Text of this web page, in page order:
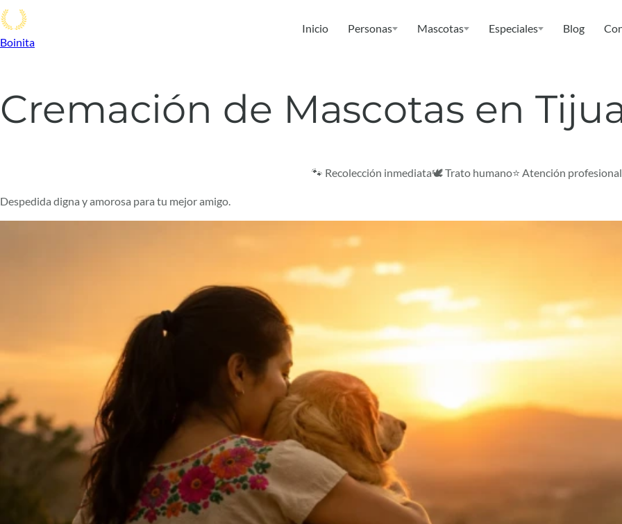
Boinita
Inicio Personas Mascotas Especiales Blog
Cremación de Mascotas en
🐾 Recolección inmediata🕊️ Trato humano⭐ Atención profesional
Despedida digna y amorosa para tu mejor amigo.